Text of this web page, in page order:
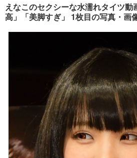
音楽
ペット
その他
プッシュ通知の停止方法
えなこのセクシーな水濡れタイツ
高」「美脚すぎ」 1枚目の写真・画